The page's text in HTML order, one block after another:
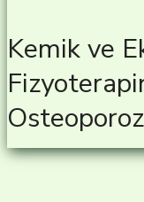
Kemik ve